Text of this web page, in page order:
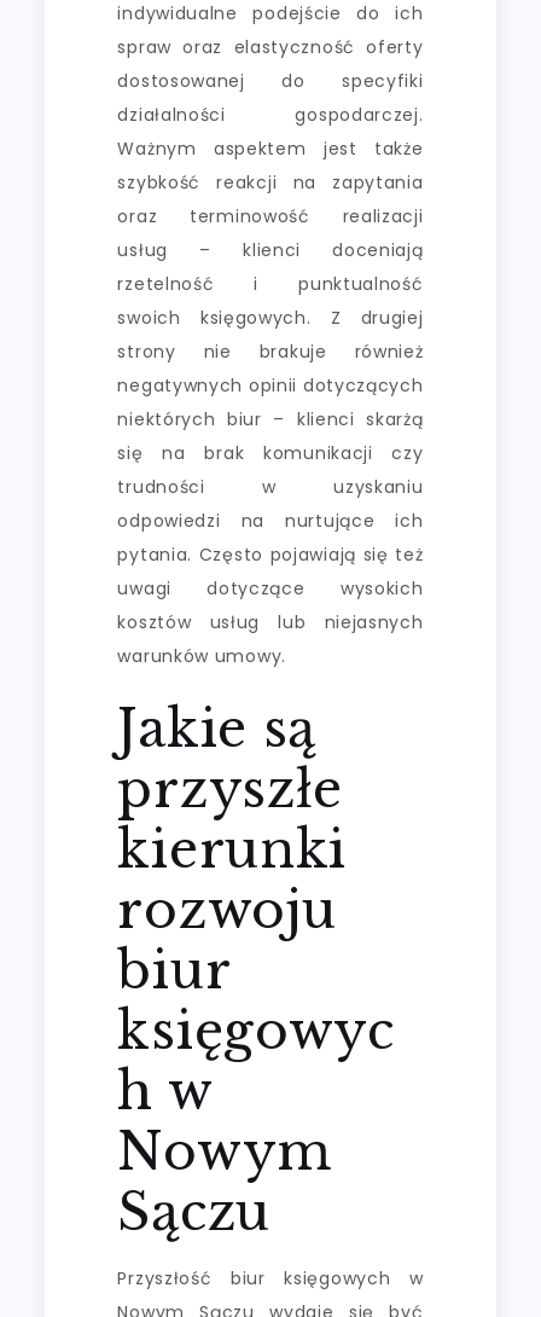
indywidualne podejście do ich
spraw oraz elastyczność oferty
dostosowanej do specyfiki
działalności gospodarczej.
Ważnym aspektem jest także
szybkość reakcji na zapytania
oraz terminowość realizacji
usług – klienci doceniają
rzetelność i punktualność
swoich księgowych. Z drugiej
strony nie brakuje również
negatywnych opinii dotyczących
niektórych biur – klienci skarżą
się na brak komunikacji czy
trudności w uzyskaniu
odpowiedzi na nurtujące ich
pytania. Często pojawiają się też
uwagi dotyczące wysokich
kosztów usług lub niejasnych
warunków umowy.
Jakie są
przyszłe
kierunki
rozwoju
biur
księgowyc
h w
Nowym
Sączu
Przyszłość biur księgowych w
Nowym Sączu wydaje się być